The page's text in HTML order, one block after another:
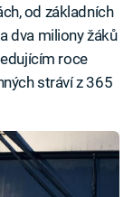
od základních
dva miliony žáků
roce
stráví z 365